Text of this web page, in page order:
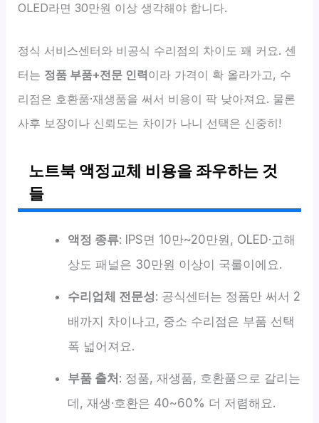
OLED라면 30만원 이상 생각해야 합니다.
정식 서비스센터와 비공식 수리점의 차이도 꽤 커요. 센
터는 정품 부품+전문 인력이라 가격이 확 올라가고, 수
리점은 호환품·재생품을 써서 비용이 팍 낮아져요. 물론
사후 보장이나 신뢰도는 차이가 나니 선택은 신중히!
노트북 액정교체 비용을 좌우하는 것
들
액정 종류: IPS면 10만~20만원, OLED·고해
상도 패널은 30만원 이상이 국룰이에요.
수리업체 전문성: 공식센터는 정품만 써서 2
배까지 차이나고, 중소 수리점은 부품 선택
폭 넓어져요.
부품 출처 : 정품, 재생품, 호환품으로 갈리는
데, 재생·호환은 40~60% 더 저렴해요.